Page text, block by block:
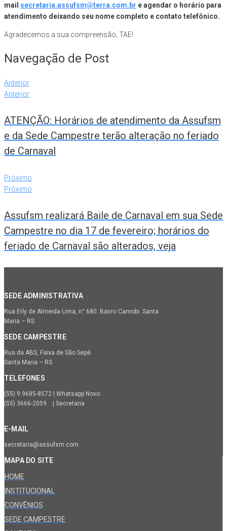
mail secretaria.assufsm@terra.com.br e agendar o horário para
atendimento deixando seu nome completo e contato telefônico.
Agradecemos a sua compreensão, TAE!
Navegação de Post
Anterior
Anterior
ATENÇÃO: Horários de atendimento da Assufsm
e da Sede Campestre terão alteração no feriado
de Carnaval
Próximo
Próximo
Assufsm realizará Baile de Carnaval em sua Sede
Campestre no dia 17 de fevereiro; horários do
feriado de Carnaval são alterados, veja
SEDE ADMINISTRATIVA
Rua Erly de Almeida Lima, n° 680. Bairro Camobi. Santa
Maria – RS
SEDE CAMPESTRE
Rua da ABS, Faixa de São Sepé.
Santa Maria – RS
TELEFONES
(55) 9.9685-8572 | Whatsapp Novo
(55) 3666-2059 | Secretaria
E-MAIL
secretaria@assufsm.com
MAPA DO SITE
HOME
INSTITUCIONAL
CONVÊNIOS
SEDE CAMPESTRE